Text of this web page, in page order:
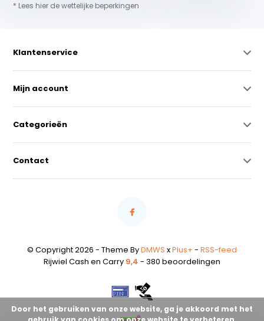
* Lees hier de wettelijke beperkingen
Klantenservice
Mijn account
Categorieën
Contact
© Copyright 2026 - Theme ByDMWS xPlus+ - RSS-feed
Rijwiel Cash en Carry 9,4 - 380 beoordelingen
Door het gebruiken van onze website, ga je akkoord met het